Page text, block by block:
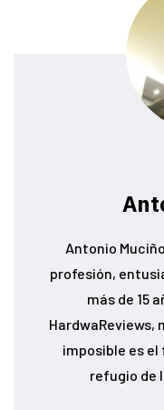
Antonio
profesión,
más de 15
HardwaReviews,
imposible es
refugio de